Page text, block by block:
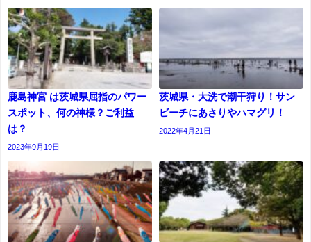
鹿島神宮 は茨城県屈指のパワー
スポット、何の神様？ご利益
は？
2023年9月19日
茨城県・大洗で潮干狩り！サン
ビーチにあさりやハマグリ！
2022年4月21日